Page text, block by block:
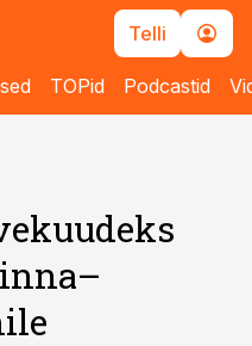
Telli
TOPid Podcastid